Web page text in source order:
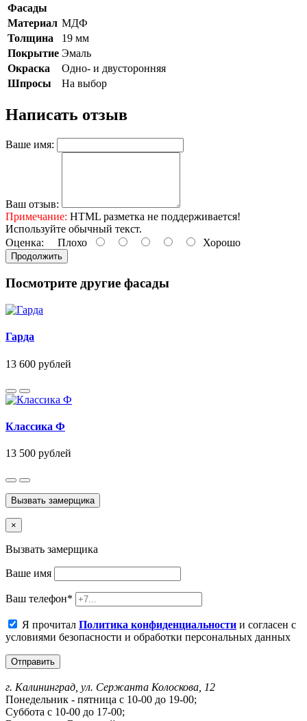
Фасады
Материал МДФ
Толщина
19 мм
Покрытие Эмаль
Окраска
Одно- и двусторонняя
Шпросы
На выбор
Написать отзыв
Ваше имя:
Ваш отзыв:
Примечание: HTML разметка не поддерживается!
Используйте обычный текст.
Оценка: Плохо Хорошо
Продолжить
Посмотрите другие фасады
Гарда
13 600 рублей
Классика Ф
13 500 рублей
Вызвать замерщика
×
Вызвать замерщика
Ваше имя
Ваш телефон*
Я прочитал Политика конфиденциальности и согласен с
условиями безопасности и обработки персональных данных
Отправить
г. Калининград, ул. Сержанта Колоскова, 12
Понедельник - пятница с 10-00 до 19-00;
Суббота с 10-00 до 17-00;